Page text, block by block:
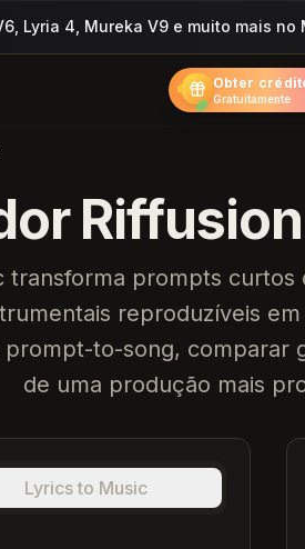
Lyria 4, Mureka V9 e muito mais no
Obter
Gratuitamente
transforma prompts
reproduzíveis
prompt-to-song, comparar
de uma produção mais
Lyrics to Music